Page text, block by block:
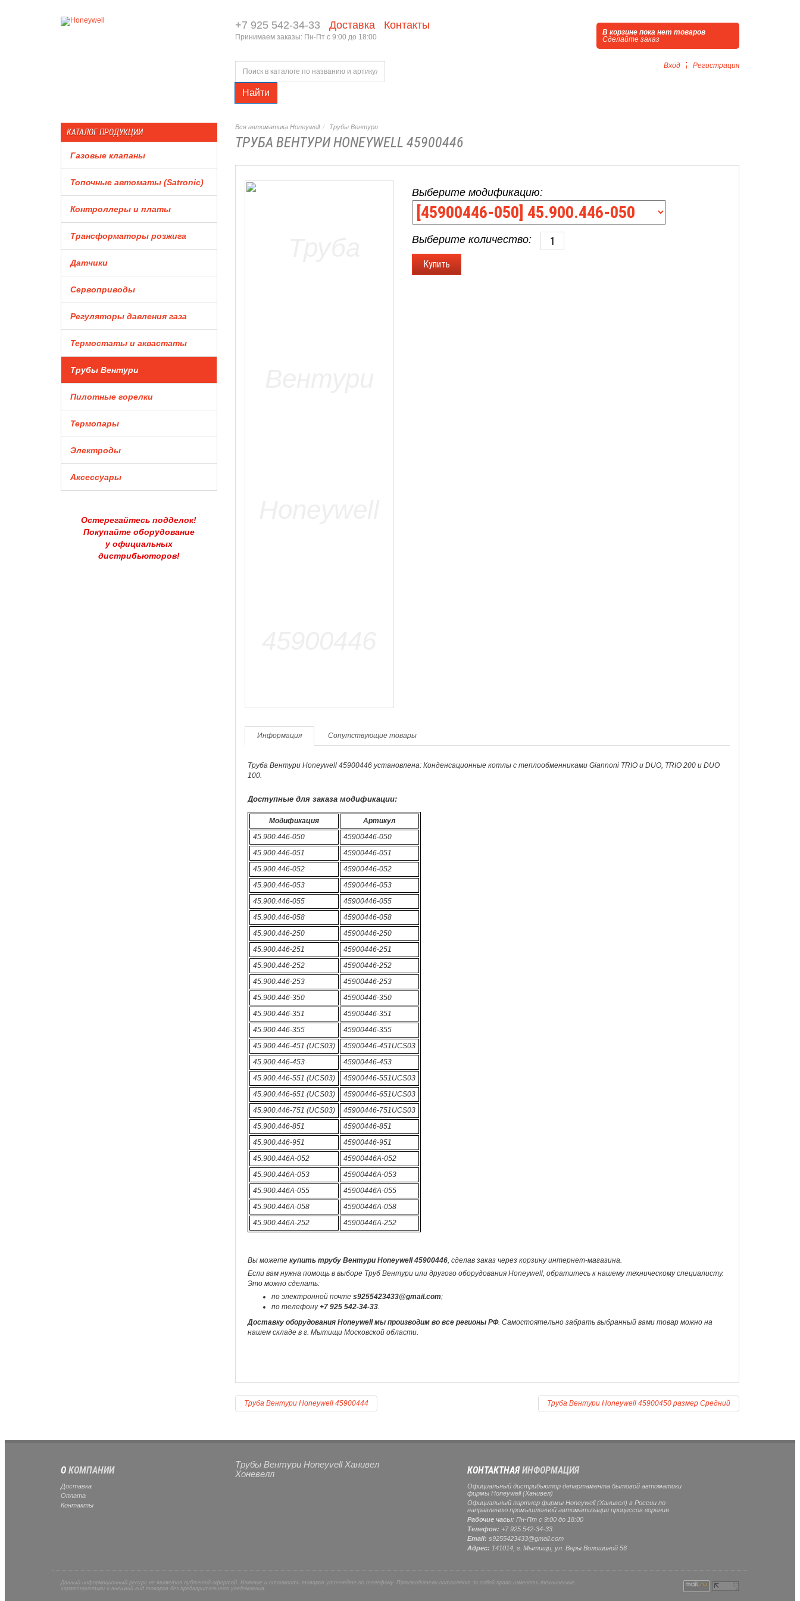
+7 925 542-34-33 Доставка Контакты
Принимаем заказы: Пн-Пт с 9:00 до 18:00
В корзине пока нет товаров
Сделайте заказ
Найти
Вход Регистрация
КАТАЛОГ ПРОДУКЦИИ
Газовые клапаны
Топочные автоматы (Satronic)
Контроллеры и платы
Трансформаторы розжига
Датчики
Сервоприводы
Регуляторы давления газа
Термостаты и аквастаты
Трубы Вентури
Пилотные горелки
Термопары
Электроды
Аксессуары
Остерегайтесь подделок!
Покупайте оборудование
у официальных
дистрибьюторов!
Вся автоматика Honeywell Трубы Вентури
ТРУБА ВЕНТУРИ HONEYWELL 45900446
Выберите модификацию:
Выберите количество:
Информация Сопутствующие товары
Труба Вентури Honeywell 45900446 установлена: Конденсационные котлы с теплообменниками Giannoni TRIO и DUO, TRIO 200 и DUO
100.
Доступные для заказа модификации:
Модификация
Артикул
45.900.446-050
45900446-050
45.900.446-051
45900446-051
45.900.446-052
45900446-052
45.900.446-053
45900446-053
45.900.446-055
45900446-055
45.900.446-058
45900446-058
45.900.446-250
45900446-250
45.900.446-251
45900446-251
45.900.446-252
45900446-252
45.900.446-253
45900446-253
45.900.446-350
45900446-350
45.900.446-351
45900446-351
45.900.446-355
45900446-355
45.900.446-451 (UCS03)
45900446-451UCS03
45.900.446-453
45900446-453
45.900.446-551 (UCS03)
45900446-551UCS03
45.900.446-651 (UCS03)
45900446-651UCS03
45.900.446-751 (UCS03)
45900446-751UCS03
45.900.446-851
45900446-851
45.900.446-951
45900446-951
45.900.446A-052
45900446A-052
45.900.446A-053
45900446A-053
45.900.446A-055
45900446A-055
45.900.446A-058
45900446A-058
45.900.446A-252
45900446A-252
Вы можете купить трубу Вентури Honeywell 45900446, сделав заказ через корзину интернет-магазина.
Если вам нужна помощь в выборе Труб Вентури или другого оборудования Honeywell, обратитесь к нашему техническому специалисту.
Это можно сделать:
по электронной почте s9255423433@gmail.com;
по телефону+7 925 542-34-33.
Доставку оборудования Honeywell мы производим во все регионы РФ. Самостоятельно забрать выбранный вами товар можно на
нашем складе в г. Мытищи Московской области.
Труба Вентури Honeywell 45900444 Труба Вентури Honeywell 45900450 размер Средний
О КОМПАНИИ
Доставка
Оплата
Контакты
Трубы Вентури Honeyvell Ханивел
Хоневелл
КОНТАКТНАЯИНФОРМАЦИЯ
Официальный дистрибьютор департамента бытовой автоматики
фирмы Honeywell (Ханивел)
Официальный партнер фирмы Honeywell (Ханивел) в России по
направлению промышленной автоматизации процессов горения
Рабочие часы: Пн-Пт с 9:00 до 18:00
Телефон: +7 925 542-34-33
Email: s9255423433@gmail.com
Адрес: 141014, г. Мытищи, ул. Веры Волошиной 56
Данный информационный ресурс не является публичной офертой. Наличие и стоимость товаров уточняйте по телефону. Производители оставляют за собой право изменять технические
характеристики и внешний вид товаров без предварительного уведомления.